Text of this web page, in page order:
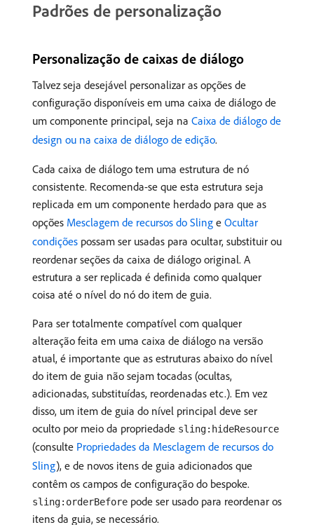
Padrões de personalização
Personalização de caixas de diálogo
Talvez seja desejável personalizar as opções de
configuração disponíveis em uma caixa de diálogo de
um componente principal, seja na Caixa de diálogo de
design ou na caixa de diálogo de edição.
Cada caixa de diálogo tem uma estrutura de nó
consistente. Recomenda-se que esta estrutura seja
replicada em um componente herdado para que as
opções Mesclagem de recursos do Sling e Ocultar
condições possam ser usadas para ocultar, substituir ou
reordenar seções da caixa de diálogo original. A
estrutura a ser replicada é definida como qualquer
coisa até o nível do nó do item de guia.
Para ser totalmente compatível com qualquer
alteração feita em uma caixa de diálogo na versão
atual, é importante que as estruturas abaixo do nível
do item de guia não sejam tocadas (ocultas,
adicionadas, substituídas, reordenadas etc.). Em vez
disso, um item de guia do nível principal deve ser
oculto por meio da propriedade sling:hideResource
(consulte Propriedades da Mesclagem de recursos do
Sling), e de novos itens de guia adicionados que
contêm os campos de configuração do bespoke.
sling:orderBefore pode ser usado para reordenar os
itens da guia, se necessário.